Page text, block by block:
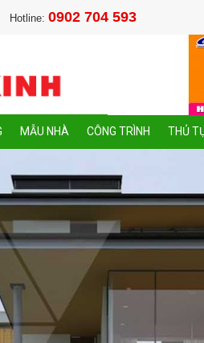
Hotline: 0902 704 593
MẪU NHÀ CÔNG TRÌNH THỦ